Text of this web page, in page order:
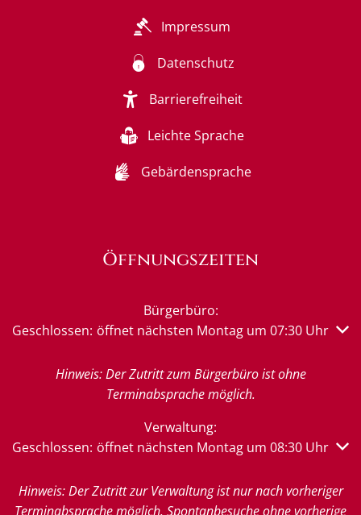
Impressum
Datenschutz
Barrierefreiheit
Leichte Sprache
Gebärdensprache
Öffnungszeiten
Bürgerbüro:
Klicken, um weitere Öffnungs- oder Schließzeiten
Geschlossen: öffnet nächsten Montag um 07:30 Uhr
Hinweis: Der Zutritt zum Bürgerbüro ist ohne
Terminabsprache möglich.
Verwaltung:
Klicken, um weitere Öffnungs- oder Schließzeiten
Geschlossen: öffnet nächsten Montag um 08:30 Uhr
Hinweis: Der Zutritt zur Verwaltung ist nur nach vorheriger
Terminabsprache möglich. Spontanbesuche ohne vorherige